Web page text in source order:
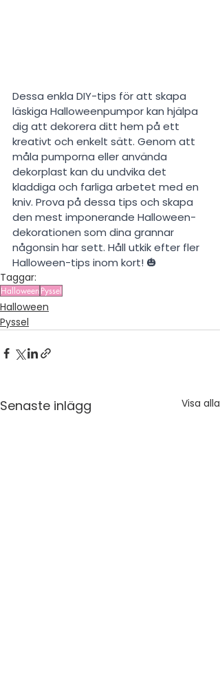
Dessa enkla DIY-tips för att skapa
läskiga Halloweenpumpor kan hjälpa
dig att dekorera ditt hem på ett
kreativt och enkelt sätt. Genom att
måla pumporna eller använda
dekorplast kan du undvika det
kladdiga och farliga arbetet med en
kniv. Prova på dessa tips och skapa
den mest imponerande Halloween-
dekorationen som dina grannar
någonsin har sett. Håll utkik efter fler
Halloween-tips inom kort! 🎃
Taggar:
HalloweenPyssel
Halloween
Pyssel
Senaste inlägg Visa alla